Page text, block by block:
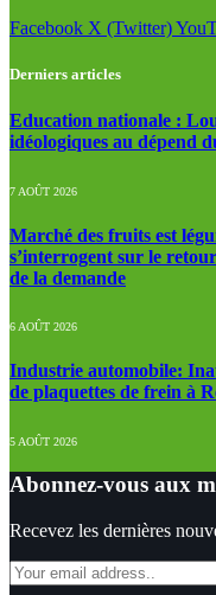
Facebook X (Twitter)
Derniers articles
Education nationale :
idéologiques au dépend
7 AOÛT 2026
Marché des fruits est
s’interrogent sur le
de la demande
6 AOÛT 2026
Industrie automobile:
de plaquettes de frein à
5 AOÛT 2026
Abonnez-vous aux
Recevez les dernières